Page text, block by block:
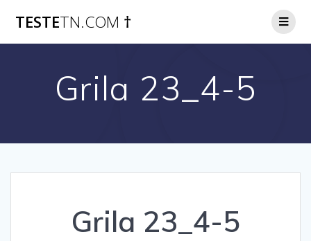
TESTETN.COM †
Grila 23_4-5
Grila 23_4-5